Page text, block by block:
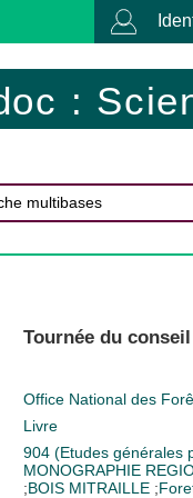
:
Tournée du
Office National des
Livre
904 (Etudes générales
MONOGRAPHIE
;BOIS MITRAILLE ;